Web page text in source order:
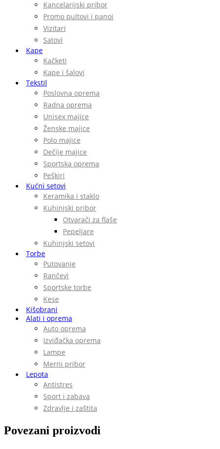
Kancelarijski pribor
Promo pultovi i panoi
Vizitari
Satovi
Kape
Kačketi
Kape i šalovi
Tekstil
Poslovna oprema
Radna oprema
Unisex majice
Ženske majice
Polo majice
Dečije majice
Sportska oprema
Peškiri
Kućni setovi
Keramika i staklo
Kuhinjski pribor
Otvarači za flaše
Pepeljare
Kuhinjski setovi
Torbe
Putovanje
Rančevi
Sportske torbe
Kese
Kišobrani
Alati i oprema
Auto oprema
Izviđačka oprema
Lampe
Merni pribor
Lepota
Antistres
Sport i zabava
Zdravlje i zaštita
Povezani proizvodi